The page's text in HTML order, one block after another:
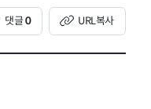
댓글0 URL복사